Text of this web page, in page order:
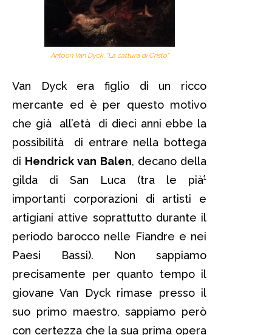
Antoon Van Dyck, “La cattura di Cristo”
Van Dyck era figlio di un ricco
mercante ed è per questo motivo
che già all’età di dieci anni ebbe la
possibilità di entrare nella bottega
di Hendrick van Balen, decano della
gilda di San Luca (tra le pià¹
importanti corporazioni di artisti e
artigiani attive soprattutto durante il
periodo barocco nelle Fiandre e nei
Paesi Bassi). Non sappiamo
precisamente per quanto tempo il
giovane Van Dyck rimase presso il
suo primo maestro, sappiamo però
con certezza che la sua prima opera